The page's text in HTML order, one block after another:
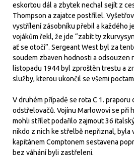
eskortou dál a zbytek nechal sejít z
Thompson a zajatce postřílel.
vystřílení zásobníku přebil a každého
vojákům řekl, že jde “zabít ty
ať se otočí”. Sergeant West byl za
soudem zbaven hodnosti a odsouzen
listopadu 1944 byl zproštěn trestu a
služby, kterou ukončil se všemi
V druhém případě se rota C 1. praporu
odstřelovačů. Vojínu Marlowovi se při
mohli střílet podařilo zajmout 36
nikdo z nich ke střelbě nepřiznal, byla
kapitánem Comptonem sestavena
bez váhání byli zastřeleni.